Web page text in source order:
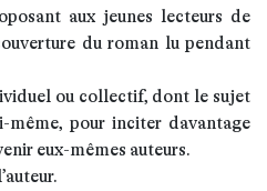
aux jeunes lecteurs de
du roman lu pendant
ou collectif, dont le sujet
même, pour inciter davantage
eux-mêmes auteurs.